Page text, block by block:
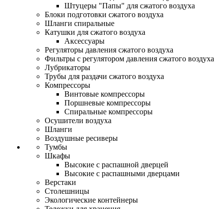
Штуцеры "Папы" для сжатого воздуха
Блоки подготовки сжатого воздуха
Шланги спиральные
Катушки для сжатого воздуха
Аксессуары
Регуляторы давления сжатого воздуха
Фильтры с регулятором давления сжатого воздуха
Лубрикаторы
Трубы для раздачи сжатого воздуха
Компрессоры
Винтовые компрессоры
Поршневые компрессоры
Спиральные компрессоры
Осушители воздуха
Шланги
Воздушные ресиверы
Тумбы
Шкафы
Высокие с распашной дверцей
Высокие с распашными дверцами
Верстаки
Столешницы
Экологические контейнеры